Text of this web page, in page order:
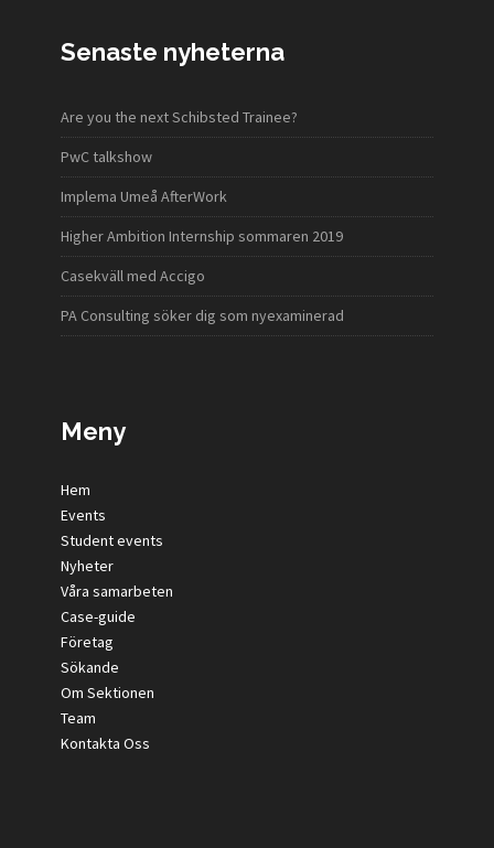
Senaste nyheterna
Are you the next Schibsted Trainee?
PwC talkshow
Implema Umeå AfterWork
Higher Ambition Internship sommaren 2019
Casekväll med Accigo
PA Consulting söker dig som nyexaminerad
Meny
Hem
Events
Student events
Nyheter
Våra samarbeten
Case-guide
Företag
Sökande
Om Sektionen
Team
Kontakta Oss